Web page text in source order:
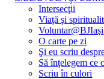
Intersecţii
Viaţă şi
Voluntar@BJIaşi
O carte pe zi
Şi eu scriu
Să înţelegem ce
Scriu în culori